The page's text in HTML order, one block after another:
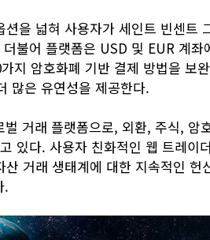
을 넓혀 사용자가 세인트 빈센트
불어 플랫폼은 USD 및 EUR 계
지 암호화폐 기반 결제 방법을 보
많은 유연성을 제공한다.
거래 플랫폼으로, 외환, 주식, 암
있다. 사용자 친화적인 웹 트레이
거래 생태계에 대한 지속적인 헌
.